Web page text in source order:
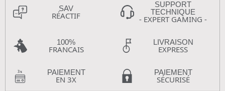
SAV
RÉACTIF
SUPPORT
TECHNIQUE
- EXPERT GAMING -
100%
FRANCAIS
LIVRAISON
EXPRESS
PAIEMENT
EN 3X
PAIEMENT
SÉCURISÉ